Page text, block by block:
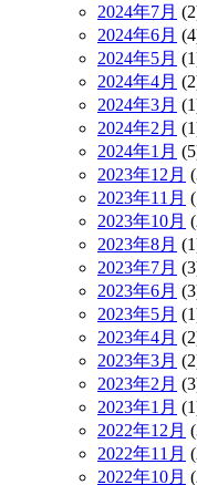
2024年7月
2024年6月
2024年5月
2024年4月
2024年3月
2024年2月
2024年1月
2023年12月
2023年11月
2023年10月
2023年8月
2023年7月
2023年6月
2023年5月
2023年4月
2023年3月
2023年2月
2023年1月
2022年12月
2022年11月
2022年10月